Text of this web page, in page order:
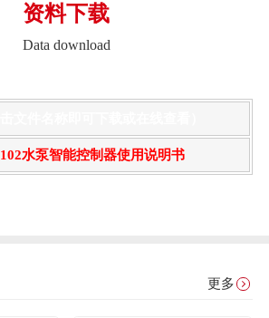
资料下载
Data download
水泵智能控制器使用说明书
更多